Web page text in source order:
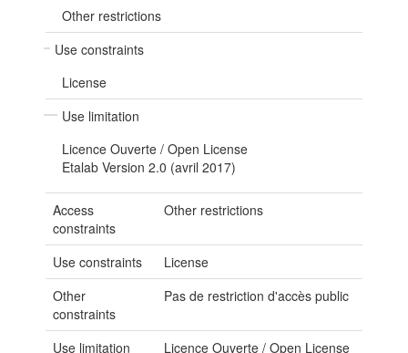
Other restrictions
Use constraints
License
Use limitation
Licence Ouverte / Open License
Etalab Version 2.0 (avril 2017)
Access
constraints
Other restrictions
Use constraints
License
Other
constraints
Pas de restriction d'accès public
Use limitation
Licence Ouverte / Open License